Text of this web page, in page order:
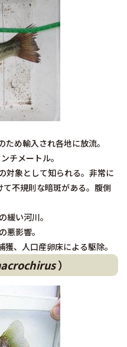
め輸入され各地に放流。
チメートル。
対象として知られる。非常に
不規則な暗斑がある。腹側
緩い河川。
悪影響。
、人口産卵床による駆除。
）